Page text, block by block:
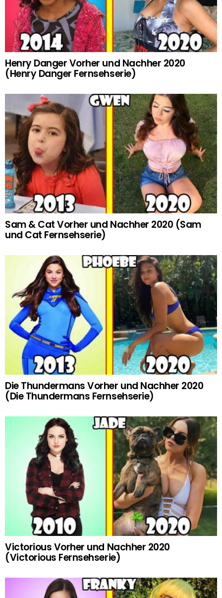
Henry Danger Vorher und Nachher 2020
(Henry Danger Fernsehserie)
Sam & Cat Vorher und Nachher 2020 (Sam
und Cat Fernsehserie)
Die Thundermans Vorher und Nachher 2020
(Die Thundermans Fernsehserie)
Victorious Vorher und Nachher 2020
(Victorious Fernsehserie)